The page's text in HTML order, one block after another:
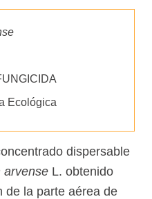
Ecológica
dispersable
arvense L. obtenido
de la parte aérea de